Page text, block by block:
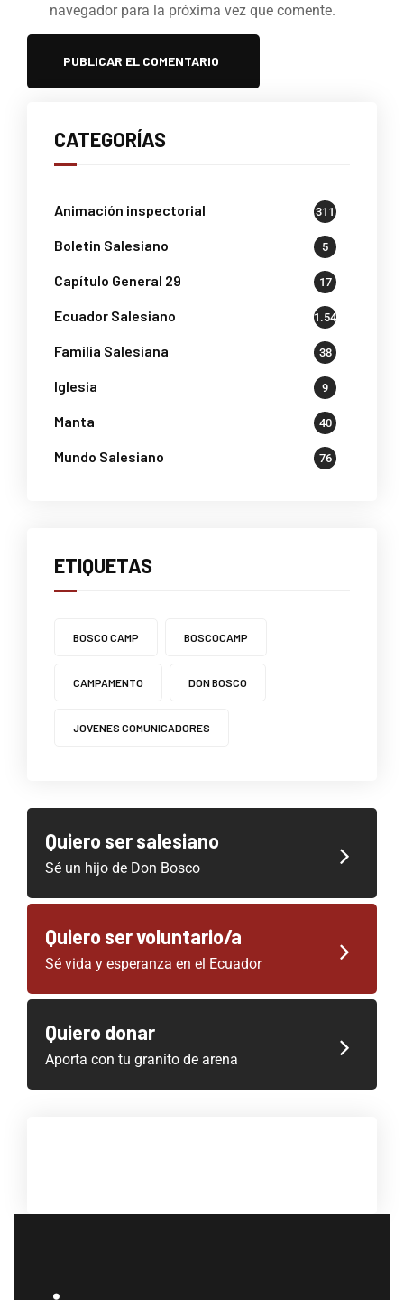
navegador para la próxima vez que comente.
CATEGORÍAS
Animación inspectorial 311
Boletin Salesiano 5
Capítulo General 29 17
Ecuador Salesiano 1.541
Familia Salesiana 38
Iglesia 9
Manta 40
Mundo Salesiano 76
ETIQUETAS
BOSCO CAMP BOSCOCAMP
CAMPAMENTO DON BOSCO
JOVENES COMUNICADORES
Quiero ser salesiano
Sé un hijo de Don Bosco
Quiero ser voluntario/a
Sé vida y esperanza en el Ecuador
Quiero donar
Aporta con tu granito de arena